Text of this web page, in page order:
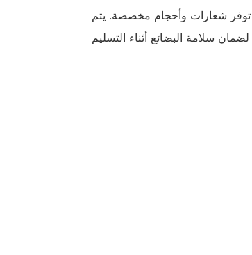
توفر شعارات وأحجام مخصصة. يتم